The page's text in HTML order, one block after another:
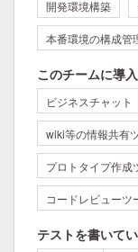
開発環境構築
本番環境の構成管
このチームに導
ビジネスチャット
wiki等の情報共有
プロトタイプ作成
コードレビューツ
テストを書いて